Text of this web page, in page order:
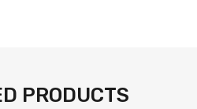
PRODUCTS